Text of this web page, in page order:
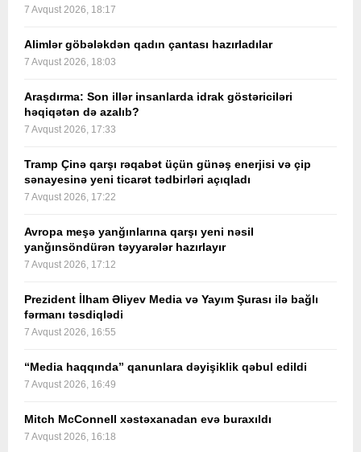
7 Avqust 2026, 18:17
Alimlər göbələkdən qadın çantası hazırladılar
7 Avqust 2026, 18:03
Araşdırma: Son illər insanlarda idrak göstəriciləri
həqiqətən də azalıb?
7 Avqust 2026, 17:33
Tramp Çinə qarşı rəqabət üçün günəş enerjisi və çip
sənayesinə yeni ticarət tədbirləri açıqladı
7 Avqust 2026, 17:22
Avropa meşə yanğınlarına qarşı yeni nəsil
yanğınsöndürən təyyarələr hazırlayır
7 Avqust 2026, 17:12
Prezident İlham Əliyev Media və Yayım Şurası ilə bağlı
fərmanı təsdiqlədi
7 Avqust 2026, 16:55
“Media haqqında” qanunlara dəyişiklik qəbul edildi
7 Avqust 2026, 16:49
Mitch McConnell xəstəxanadan evə buraxıldı
7 Avqust 2026, 16:18